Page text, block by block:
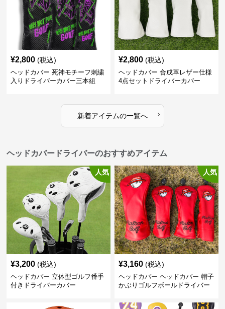
¥2,800 (税込)
ヘッドカバー 死神モチーフ刺繍
入りドライバーカバー三本組
¥2,800 (税込)
ヘッドカバー 合成革レザー仕様
4点セットドライバーカバー
新着アイテムの一覧へ ›
ヘッドカバードライバーのおすすめアイテム
人気
¥3,200 (税込)
ヘッドカバー 立体型ゴルフ番手
付きドライバーカバー
人気
¥3,160 (税込)
ヘッドカバー ヘッドカバー 帽子
かぶりゴルフボールドライバー